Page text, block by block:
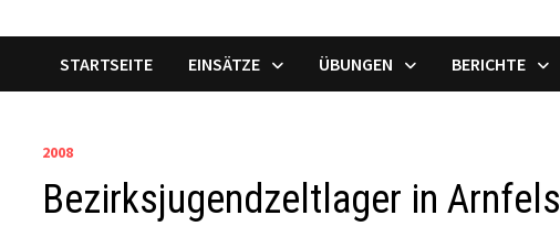
STARTSEITE EINSÄTZE ÜBUNGEN BERICHTE
2008
Bezirksjugendzeltlager in Arnfels